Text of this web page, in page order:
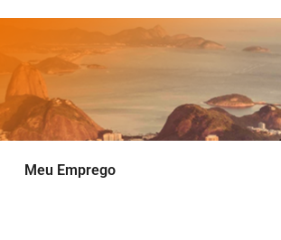
Meu Emprego